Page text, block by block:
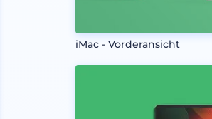
iMac - Vorderansicht